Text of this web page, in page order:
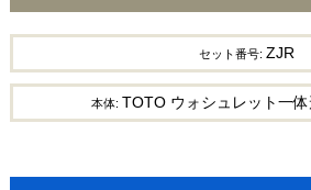
セット番号: ZJR
本体: TOTO ウォシュレット一